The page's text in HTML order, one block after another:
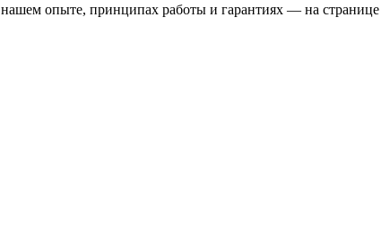
опыте, принципах работы и гарантиях — на странице